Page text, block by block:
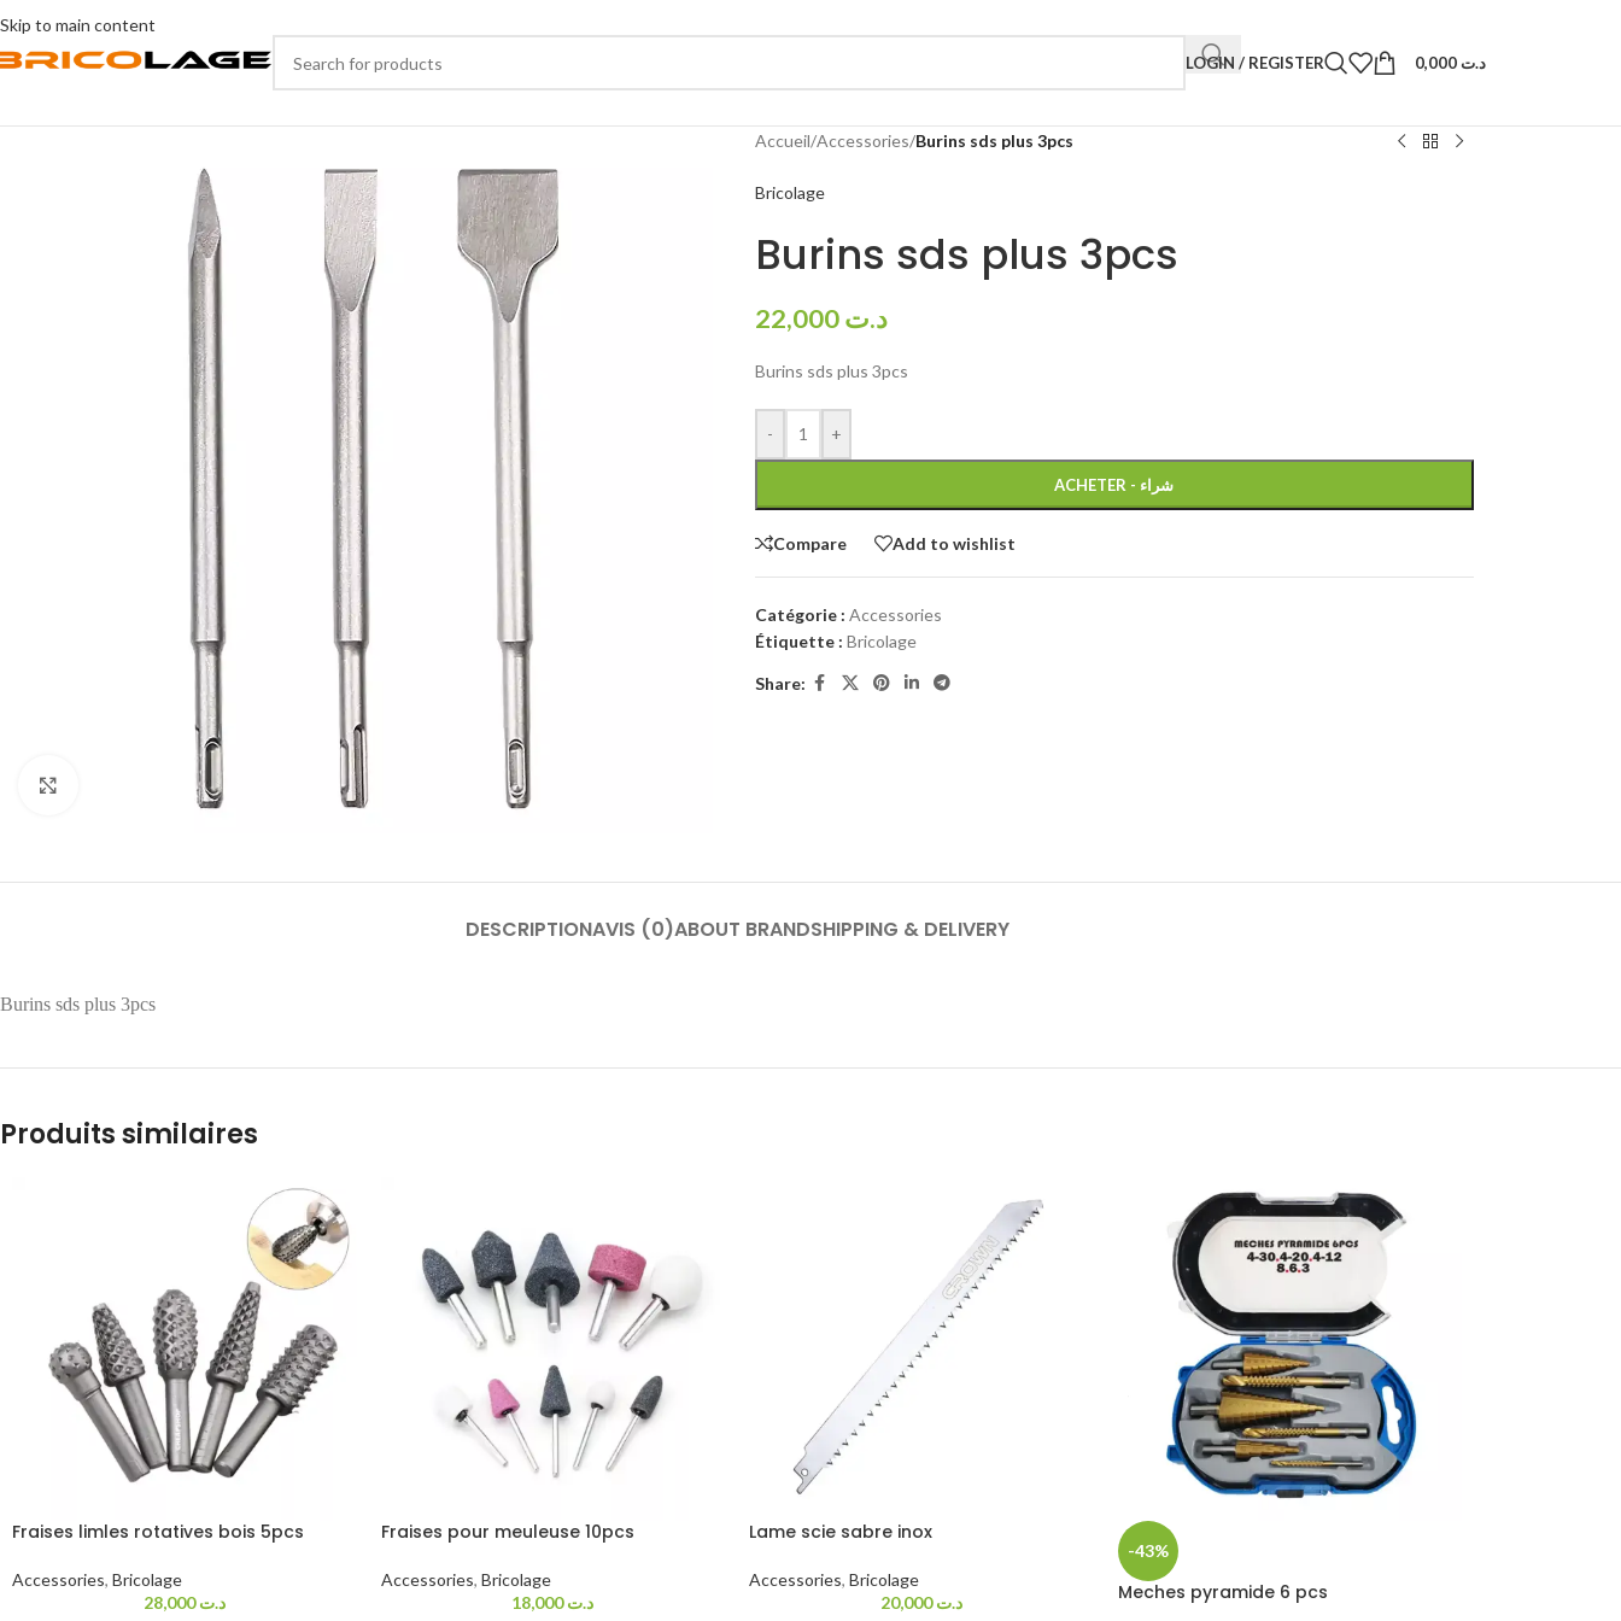
Skip to main content
LOGIN / REGISTER د.ت
Accueil/Accessories/Burins sds plus 3pcs
Bricolage
Burins sds plus 3pcs
د.ت22,000
Burins sds plus 3pcs
- +
ACHETER - شراء
Compare Add to wishlist
Catégorie : Accessories
Étiquette : Bricolage
Share:
DESCRIPTIONAVIS (0)ABOUT BRANDSHIPPING & DELIVERY
Burins sds plus 3pcs
Produits similaires
Fraises limles rotatives bois 5pcs
Accessories, Bricolage
د.ت28,000
Fraises pour meuleuse 10pcs
Accessories, Bricolage
د.ت18,000
Lame scie sabre inox
Accessories, Bricolage
د.ت20,000
-43%
Meches pyramide 6 pcs